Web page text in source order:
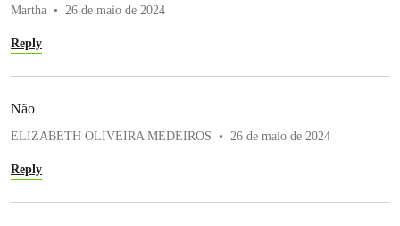
Martha 26 de maio de 2024
Reply
Não
ELIZABETH OLIVEIRA MEDEIROS 26 de maio de 2024
Reply